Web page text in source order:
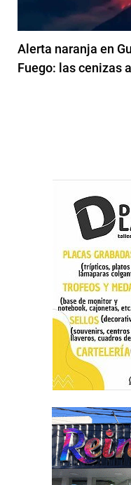
Alerta naranja en
Fuego: las cenizas